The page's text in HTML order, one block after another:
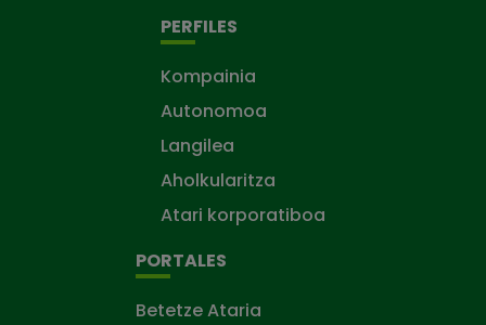
PERFILES
Kompainia
Autonomoa
Langilea
Aholkularitza
Atari korporatiboa
PORTALES
Betetze Ataria